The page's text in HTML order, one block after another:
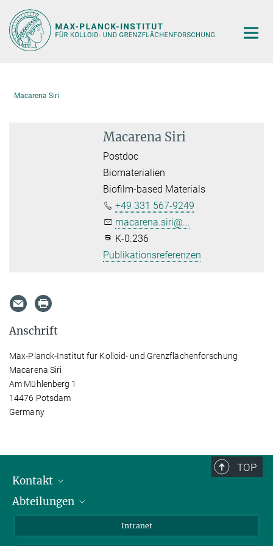
Hauptinhalt
Macarena Siri
Macarena Siri
Postdoc
Biomaterialien
Biofilm-based Materials
+49 331 567-9249
macarena.siri@...
K-0.236
Publikationsreferenzen
Anschrift
Max-Planck-Institut für Kolloid- und Grenzflächenforschung
Macarena Siri
Am Mühlenberg 1
14476 Potsdam
Germany
TOP
Kontakt
Mitarbeiterverzeichnis
Abteilungen
Intranet